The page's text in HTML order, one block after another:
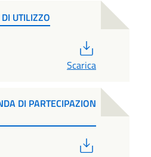
UTILIZZO
Scarica
DI PARTECIPAZION